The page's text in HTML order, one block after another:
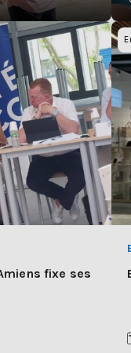
fixe ses